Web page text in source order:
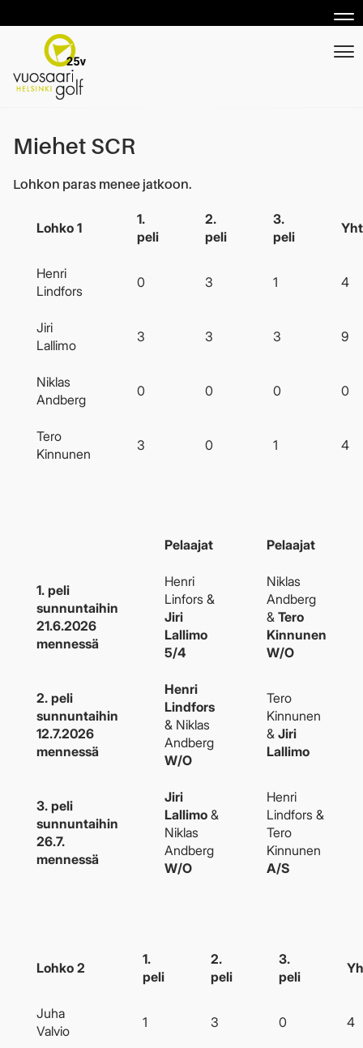
Miehet SCR
Lohkon paras menee jatkoon.
Lohko 1
1.
peli
2.
peli
3.
peli
Henri
Lindfors
0 3 1 4
Jiri
Lallimo
3 3 3 9
Niklas
Andberg
0 0 0 0
Tero
Kinnunen
3 0 1 4
Pelaajat Pelaajat
1. peli
sunnuntaihin
21.6.2026
mennessä
Henri
Linfors &
Jiri
Lallimo
5/4
Niklas
Andberg
& Tero
Kinnunen
W/O
2. peli
sunnuntaihin
12.7.2026
mennessä
Henri
Lindfors
& Niklas
Andberg
W/O
Tero
Kinnunen
& Jiri
Lallimo
3. peli
sunnuntaihin
26.7.
mennessä
Jiri
Lallimo &
Niklas
Andberg
W/O
Henri
Lindfors &
Tero
Kinnunen
A/S
Lohko 2
1.
peli
2.
peli
3.
peli
Juha
Valvio
1 3 0 4